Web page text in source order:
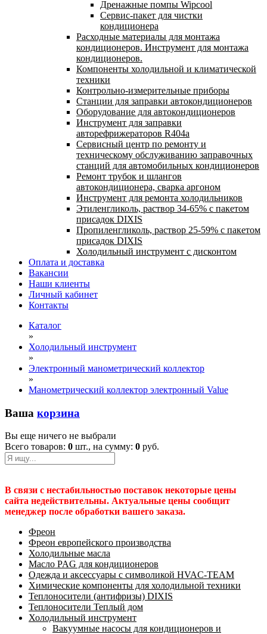
Дренажные помпы Wipcool
Сервис-пакет для чистки
кондиционера
Расходные материалы для монтажа
кондиционеров. Инструмент для монтажа
кондиционеров.
Компоненты холодильной и климатической
техники
Контрольно-измерительные приборы
Станции для заправки автокондиционеров
Оборудование для автокондиционеров
Инструмент для заправки
авторефрижераторов R404a
Сервисный центр по ремонту и
техническому обслуживанию заправочных
станций для автомобильных кондиционеров
Ремонт трубок и шлангов
автокондиционера, сварка аргоном
Инструмент для ремонта холодильников
Этиленгликоль, раствор 34-65% с пакетом
присадок DIXIS
Пропиленгликоль, раствор 25-59% с пакетом
присадок DIXIS
Холодильный инструмент с дисконтом
Оплата и доставка
Вакансии
Наши клиенты
Личный кабинет
Контакты
Каталог
»
Холодильный инструмент
»
Электронный манометрический коллектор
»
Манометрический коллектор электронный Value
Ваша корзина
Вы еще ничего не выбрали
Всего товаров: 0 шт., на сумму: 0 руб.
В связи с нестабильностью поставок некоторые цены
сайта недействительны. Актуальные цены сообщит
менеджер после обработки вашего заказа.
Фреон
Фреон европейского производства
Холодильные масла
Масло PAG для кондиционеров
Одежда и аксессуары с символикой HVAC-TEAM
Химические компоненты для холодильной техники
Теплоносители (антифризы) DIXIS
Теплоносители Теплый дом
Холодильный инструмент
Вакуумные насосы для кондиционеров и